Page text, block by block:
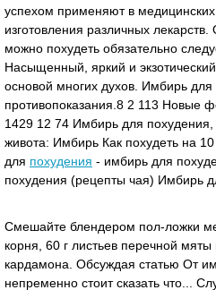
успехом применяют в
изготовления различных
можно похудеть обязательно
Насыщенный, яркий и
основой многих духов. Имбирь для
противопоказания.8 2 113 Новые
1429 12 74 Имбирь для похудения,
живота: Имбирь Как похудеть на
для похудения - имбирь для
похудения (рецепты чая) Имбирь
Смешайте блендером пол-ложки
корня, 60 г листьев перечной
кардамона. Обсуждая статью От
непременно стоит сказать что...